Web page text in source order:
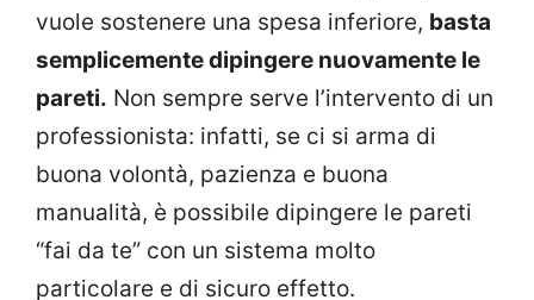
vuole sostenere una spesa inferiore, basta
semplicemente dipingere nuovamente le
pareti. Non sempre serve l’intervento di un
professionista: infatti, se ci si arma di
buona volontà, pazienza e buona
manualità, è possibile dipingere le pareti
“fai da te” con un sistema molto
particolare e di sicuro effetto.